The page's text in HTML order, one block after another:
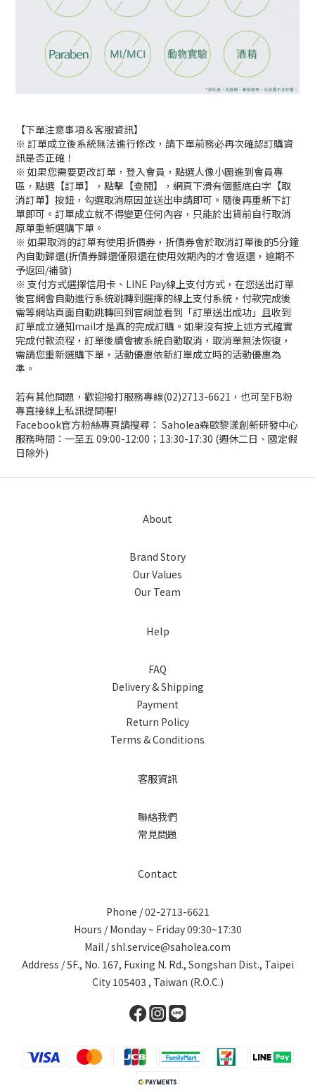
【下單注意事項＆客服資訊】
※ 訂單成立後系統無法進行修改，請下單前務必再次確認訂購資
訊是否正確！
※ 如果您需要更改訂單，登入會員，點選人像小圖進到會員專
區，點選【訂單】，點擊【查閱】，網頁下滑有個藍底白字【取
消訂單】按鈕，勾選取消原因並送出申請即可。隨後再重新下訂
單即可。訂單成立就不得變更任何內容，只能於出貨前自行取消
原單重新選購下單。
※ 如果取消的訂單有使用折價券，折價券會於取消訂單後的5分鐘
內自動歸還(折價券歸還僅限還在使用效期內的才會返還，逾期不
予返回/補發)
※ 支付方式選擇信用卡、LINE Pay線上支付方式，在您送出訂單
後官網會自動進行系統跳轉到選擇的線上支付系統，付款完成後
需等網站頁面自動跳轉回到官網並看到「訂單送出成功」且收到
訂單成立通知mail才是真的完成訂購。如果沒有按上述方式確實
完成付款流程，訂單後續會被系統自動取消，取消單無法恢復，
需請您重新選購下單，活動優惠依新訂單成立時的活動優惠為
準。
若有其他問題，歡迎撥打服務專線(02)2713-6621，也可至FB粉
專直接線上私訊提問喔!
Facebook官方粉絲專頁請搜尋： Saholea森歐黎漾創新研發中心
服務時間：一至五 09:00-12:00；13:30-17:30 (週休二日、國定假
日除外)
About
Brand Story
Our Values
Our Team
Help
FAQ
Delivery & Shipping
Payment
Return Policy
Terms & Conditions
客服資訊
聯絡我們
常見問題
Contact
Phone / 02-2713-6621
Hours / Monday ~ Friday 09:30~17:30
Mail / shl.service@saholea.com
Address / 5F., No. 167, Fuxing N. Rd., Songshan Dist., Taipei
City 105403 , Taiwan (R.O.C.)